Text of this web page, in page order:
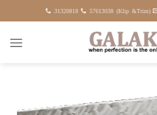
til
indhold
31320818 57613038 (Klip &Trim)